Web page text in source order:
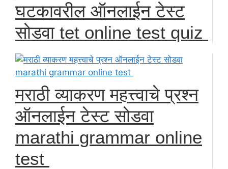
घटकावरील ऑनलाईन टेस्ट
सोडवा tet online test quiz
मराठी व्याकरण महत्त्वाचे प्रश्न
ऑनलाईन टेस्ट सोडवा
marathi grammar online
test